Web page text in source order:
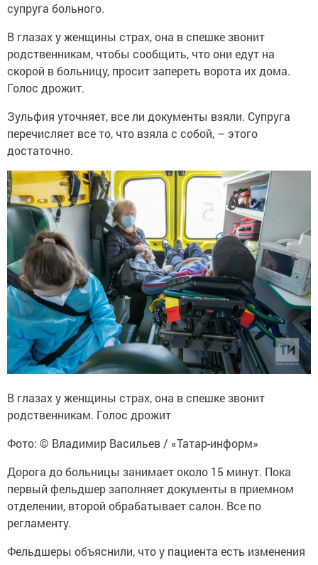
супруга больного.
В глазах у женщины страх, она в спешке звонит
родственникам, чтобы сообщить, что они едут на
скорой в больницу, просит запереть ворота их дома.
Голос дрожит.
Зульфия уточняет, все ли документы взяли. Супруга
перечисляет все то, что взяла с собой, – этого
достаточно.
В глазах у женщины страх, она в спешке звонит
родственникам. Голос дрожит
Фото: © Владимир Васильев / «Татар-информ»
Дорога до больницы занимает около 15 минут. Пока
первый фельдшер заполняет документы в приемном
отделении, второй обрабатывает салон. Все по
регламенту.
Фельдшеры объяснили, что у пациента есть изменения